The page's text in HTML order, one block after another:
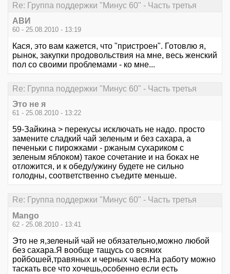
Re: Группа поддержки "Минус 60" - Часть третья
АВИ
60 - 25.08.2010 - 13:19
Кася, это вам кажется, что "пристроен". Готовлю я,
рынок, закупки продовольствия на мне, весь женский
пол со своими проблемами - ко мне...
Re: Группа поддержки "Минус 60" - Часть третья
Это не я
61 - 25.08.2010 - 13:22
59-Зайкина > перекусы исключать не надо. просто
замените сладкий чай зеленым и без сахара, а
печеньки с пирожками - ржаным сухариком с
зеленым яблоком) такое сочетание и на боках не
отложится, и к обеду/ужину будете не сильно
голодны, соответственно съедите меньше.
Re: Группа поддержки "Минус 60" - Часть третья
Mango
62 - 25.08.2010 - 13:41
Это не я,зеленый чай не обязательно,можно любой
без сахара.Я вообще тащусь со всяких
ройбошей,травяных и черных чаев.На работу можно
таскать все что хочешь,особенно если есть